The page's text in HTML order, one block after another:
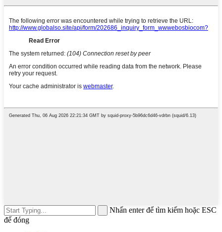
Nhấn enter để tìm kiếm hoặc ESC
để đóng